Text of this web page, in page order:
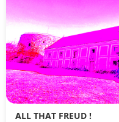
ALL THAT FREUD !